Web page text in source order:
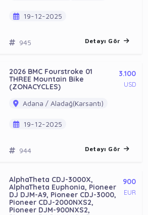
19-12-2025
945 Detayı Gör
2026 BMC Fourstroke 01
THREE Mountain Bike
(ZONACYCLES)
3.100
USD
Adana / Aladağ(Karsantı)
19-12-2025
944 Detayı Gör
AlphaTheta CDJ-3000X,
AlphaTheta Euphonia, Pioneer
DJ DJM-A9, Pioneer CDJ-3000,
Pioneer CDJ-2000NXS2,
Pioneer DJM-900NXS2,
900
EUR